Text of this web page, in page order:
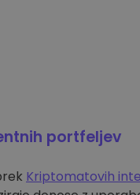
portfeljev
Kriptomatovih